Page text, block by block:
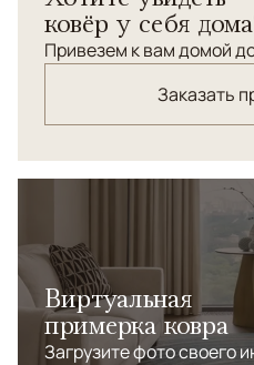
ковёр у себя
Привезем к вам домой
Заказать
Виртуальная
примерка ковра
Загрузите фото своего